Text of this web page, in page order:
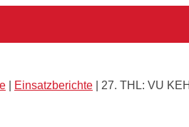
– Saalhaupt kurz
Einsatzberichte
27. THL: VU